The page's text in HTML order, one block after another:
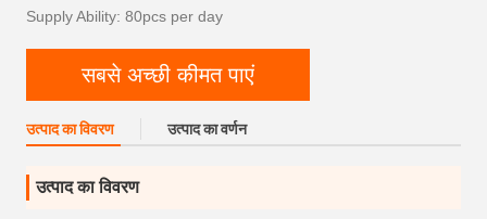
Supply Ability: 80pcs per day
सबसे अच्छी कीमत पाएं
उत्पाद का विवरण उत्पाद का वर्णन
उत्पाद का विवरण